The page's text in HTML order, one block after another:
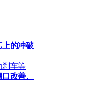
上的冲破
刹车等
改善、